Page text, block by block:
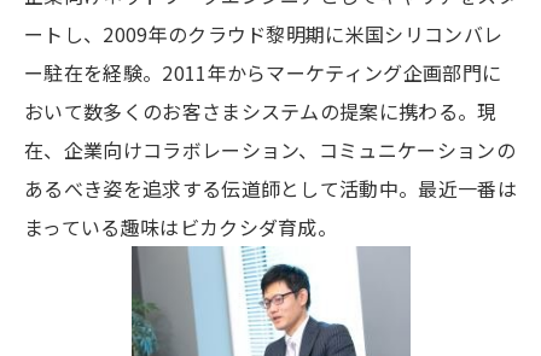
ートし、2009年のクラウド黎明期に米国シリコンバレ
ー駐在を経験。2011年からマーケティング企画部門に
おいて数多くのお客さまシステムの提案に携わる。現
在、企業向けコラボレーション、コミュニケーションの
あるべき姿を追求する伝道師として活動中。最近一番は
まっている趣味はビカクシダ育成。